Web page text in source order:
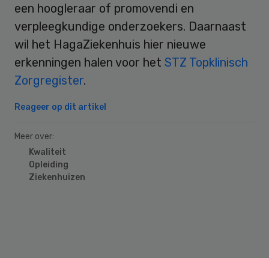
een hoogleraar of promovendi en
verpleegkundige onderzoekers. Daarnaast
wil het HagaZiekenhuis hier nieuwe
erkenningen halen voor het STZ Topklinisch
Zorgregister.
Reageer op dit artikel
Meer over:
Kwaliteit
Opleiding
Ziekenhuizen